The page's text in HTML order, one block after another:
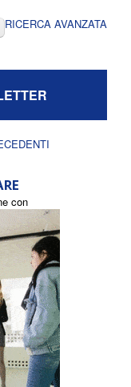
RICERCA AVANZATA
con